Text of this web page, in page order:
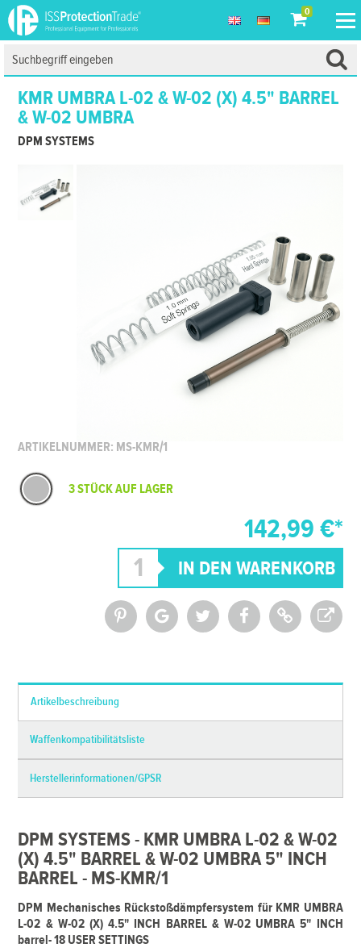
0
KMR UMBRA L-02 & W-02 (X) 4.5" BARREL
& W-02 UMBRA
DPM SYSTEMS
ARTIKELNUMMER: MS-KMR/1
3 STÜCK AUF LAGER
142,99 €*
Artikelbeschreibung
Waffenkompatibilitätsliste
Herstellerinformationen/GPSR
DPM SYSTEMS - KMR UMBRA L-02 & W-02
(X) 4.5" BARREL & W-02 UMBRA 5" INCH
BARREL - MS-KMR/1
DPM Mechanisches Rückstoßdämpfersystem für KMR UMBRA
L-02 & W-02 (X) 4.5" INCH BARREL & W-02 UMBRA 5" INCH
barrel- 18 USER SETTINGS